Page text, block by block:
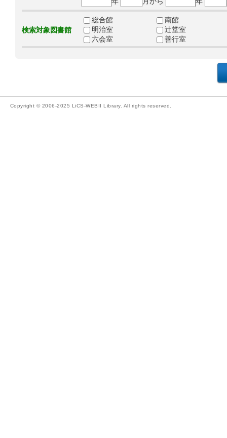
検索対象図書館
総合館
南館
明治室
辻堂室
六会室
善行室
Copyright © 2006-2025 LiCS-WEBII Library. All rights reserved.